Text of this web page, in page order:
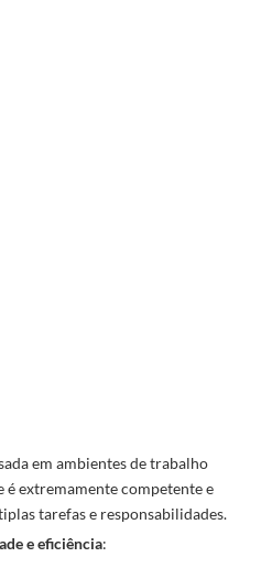
em ambientes de trabalho
é extremamente competente e
tarefas e responsabilidades.
e eficiência: